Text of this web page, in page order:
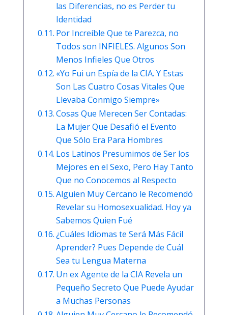
las Diferencias, no es Perder tu
Identidad
Por Increíble Que te Parezca, no
Todos son INFIELES. Algunos Son
Menos Infieles Que Otros
«Yo Fui un Espía de la CIA. Y Estas
Son Las Cuatro Cosas Vitales Que
Llevaba Conmigo Siempre»
Cosas Que Merecen Ser Contadas:
La Mujer Que Desafió el Evento
Que Sólo Era Para Hombres
Los Latinos Presumimos de Ser los
Mejores en el Sexo, Pero Hay Tanto
Que no Conocemos al Respecto
Alguien Muy Cercano le Recomendó
Revelar su Homosexualidad. Hoy ya
Sabemos Quien Fué
¿Cuáles Idiomas te Será Más Fácil
Aprender? Pues Depende de Cuál
Sea tu Lengua Materna
Un ex Agente de la CIA Revela un
Pequeño Secreto Que Puede Ayudar
a Muchas Personas